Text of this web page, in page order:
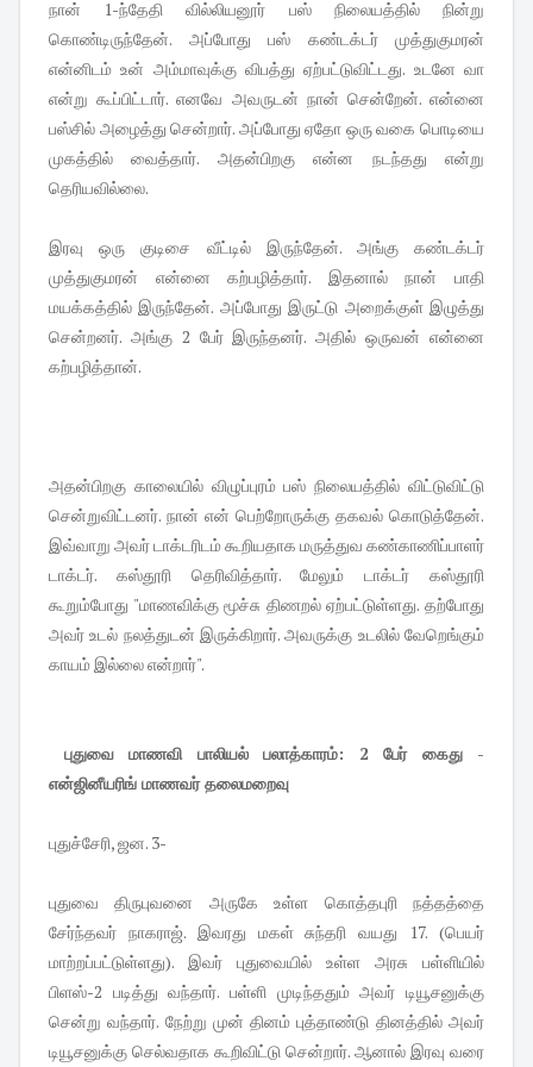
நான் 1-ந்தேதி வில்லியனூர் பஸ் நிலையத்தில் நின்று
கொண்டிருந்தேன். அப்போது பஸ் கண்டக்டர் முத்துகுமரன்
என்னிடம் உன் அம்மாவுக்கு விபத்து ஏற்பட்டுவிட்டது. உடனே வா
என்று கூப்பிட்டார். எனவே அவருடன் நான் சென்றேன். என்னை
பஸ்சில் அழைத்து சென்றார். அப்போது ஏதோ ஒரு வகை பொடியை
முகத்தில் வைத்தார். அதன்பிறகு என்ன நடந்தது என்று
தெரியவில்லை.
இரவு ஒரு குடிசை வீட்டில் இருந்தேன். அங்கு கண்டக்டர்
முத்துகுமரன் என்னை கற்பழித்தார். இதனால் நான் பாதி
மயக்கத்தில் இருந்தேன். அப்போது இருட்டு அறைக்குள் இழுத்து
சென்றனர். அங்கு 2 பேர் இருந்தனர். அதில் ஒருவன் என்னை
கற்பழித்தான்.
அதன்பிறகு காலையில் விழுப்புரம் பஸ் நிலையத்தில் விட்டுவிட்டு
சென்றுவிட்டனர். நான் என் பெற்றோருக்கு தகவல் கொடுத்தேன்.
இவ்வாறு அவர் டாக்டரிடம் கூறியதாக மருத்துவ கண்காணிப்பாளர்
டாக்டர். கஸ்தூரி தெரிவித்தார். மேலும் டாக்டர் கஸ்தூரி
கூறும்போது "மாணவிக்கு மூச்சு திணறல் ஏற்பட்டுள்ளது. தற்போது
அவர் உடல் நலத்துடன் இருக்கிறார். அவருக்கு உடலில் வேறெங்கும்
காயம் இல்லை என்றார்".
புதுவை மாணவி பாலியல் பலாத்காரம்: 2 பேர் கைது -
என்ஜினீயரிங் மாணவர் தலைமறைவு
புதுச்சேரி, ஜன. 3-
புதுவை திருபுவனை அருகே உள்ள கொத்தபுரி நத்தத்தை
சேர்ந்தவர் நாகராஜ். இவரது மகள் சுந்தரி வயது 17. (பெயர்
மாற்றப்பட்டுள்ளது). இவர் புதுவையில் உள்ள அரசு பள்ளியில்
பிளஸ்-2 படித்து வந்தார். பள்ளி முடிந்ததும் அவர் டியூசனுக்கு
சென்று வந்தார். நேற்று முன் தினம் புத்தாண்டு தினத்தில் அவர்
டியூசனுக்கு செல்வதாக கூறிவிட்டு சென்றார். ஆனால் இரவு வரை